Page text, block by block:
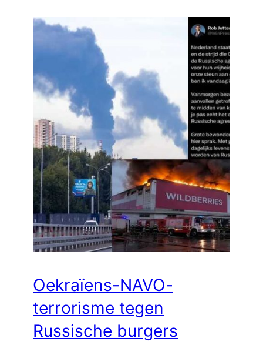
Oekraïens-NAVO-
terrorisme tegen
Russische burgers